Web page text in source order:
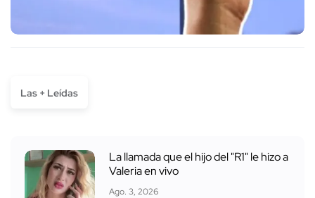
Las + Leídas
La llamada que el hijo del "R1" le hizo a
Valeria en vivo
Ago. 3, 2026